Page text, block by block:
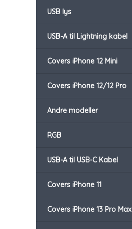
USB lys
USB-A til Lightning kabel
Covers iPhone 12 Mini
Covers iPhone 12/12 Pro
Andre modeller
RGB
USB-A til USB-C Kabel
Covers iPhone 11
Covers iPhone 13 Pro Max